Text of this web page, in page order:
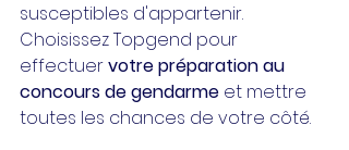
susceptibles d'appartenir.
Choisissez Topgend pour
effectuer votre préparation au
concours de gendarme et mettre
toutes les chances de votre côté.